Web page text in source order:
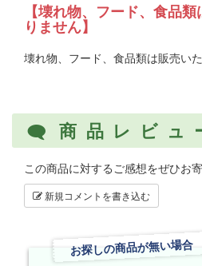
【壊れ物、フード、食品
りません】
壊れ物、フード、食品類は販売い
商品レビュ
この商品に対するご感想をぜひお寄
新規コメントを書き込む
お探しの商品が無い場合